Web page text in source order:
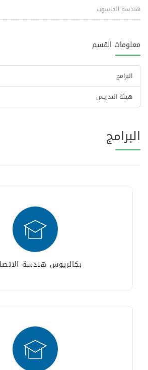
هندسة الحاسوب
معلومات القسم
البرامج
هيئة التدريس
البرامج
بكالريوس هندسة